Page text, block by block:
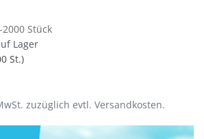
Stück
Lager
St.)
zuzüglich evtl. Versandkosten.